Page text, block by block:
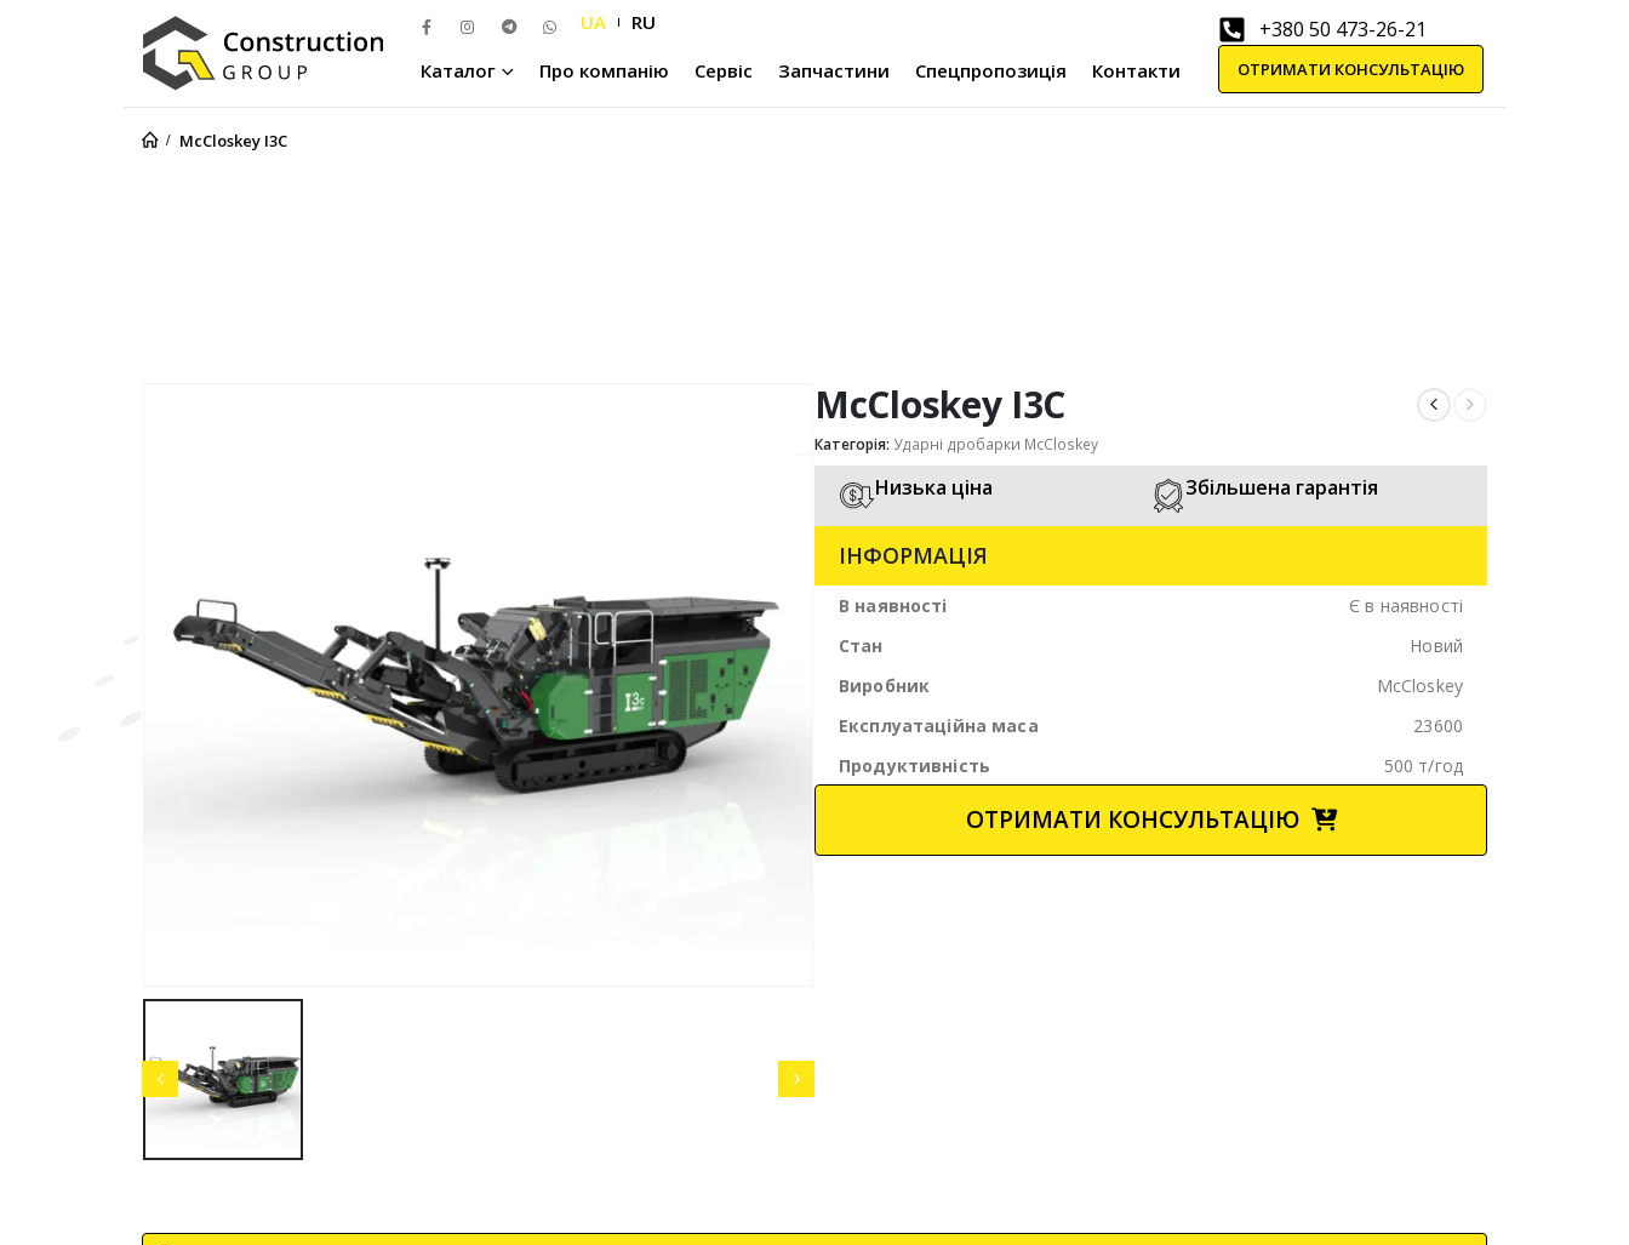
UA RU
Каталог Про компанію Сервіс Запчастини Спецпропозиція Контакти
+380 50 473-26-21
ОТРИМАТИ КОНСУЛЬТАЦІЮ
McCloskey I3C
McCloskey I3C
Категорія: Ударні дробарки McCloskey
Низька ціна Збільшена гарантія
ІНФОРМАЦІЯ
В наявності
Є в наявності
Стан
Новий
Виробник
McCloskey
Експлуатаційна маса
23600
Продуктивність
500 т/год
ОТРИМАТИ КОНСУЛЬТАЦІЮ